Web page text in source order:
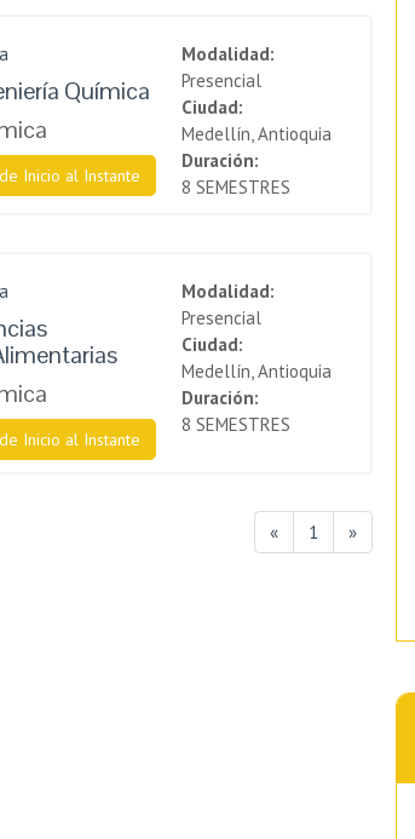
Química
Inicio al Instante
Modalidad:
Presencial
Ciudad:
Medellín, Antioquia
Duración:
8 SEMESTRES
Inicio al Instante
Modalidad:
Presencial
Ciudad:
Medellín, Antioquia
Duración:
8 SEMESTRES
« 1 »